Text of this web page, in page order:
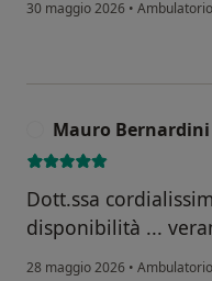
30 maggio 2026 •
Mauro Bernardini
Dott.ssa
disponibilità ...
28 maggio 2026 •